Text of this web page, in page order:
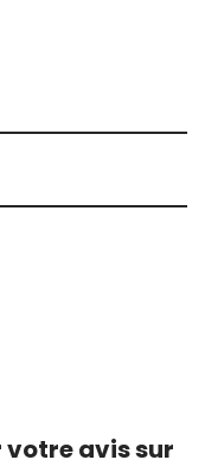
votre avis sur